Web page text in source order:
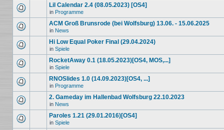
Lil Calendar 2.4 (08.05.2023) [OS4]
in Programme
ACM Groß Brunsrode (bei Wolfsburg) 13.06. - 15.06.2025
in News
Hi Low Equal Poker Final (29.04.2024)
in Spiele
RocketAway 0.1 (18.05.2023)[OS4, MOS,...]
in Spiele
RNOSlides 1.0 (14.09.2023)[OS4, ...]
in Programme
2. Gameday im Hallenbad Wolfsburg 22.10.2023
in News
Paroles 1.21 (29.01.2016)[OS4]
in Spiele